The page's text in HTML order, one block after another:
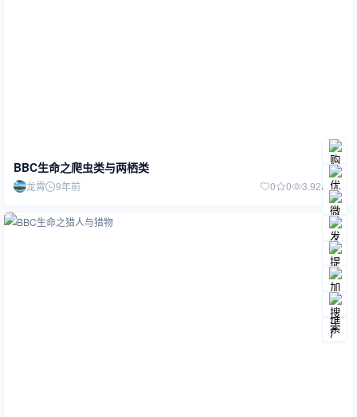
BBC生命之爬虫类与两栖类
龙霄 9年前 0 0 3.92K 0